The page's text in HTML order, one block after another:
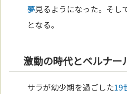
夢見るようになった。そし
となる。
激動の時代とベルナー
サラが幼少期を過ごした19